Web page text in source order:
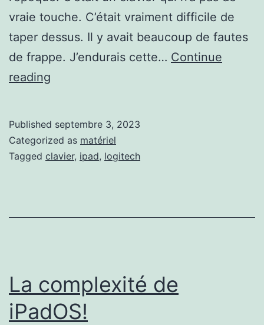
vraie touche. C’était vraiment difficile de
taper dessus. Il y avait beaucoup de fautes
de frappe. J’endurais cette… Continue
reading
Combo
de
Published septembre 3, 2023
Categorized as matériel
Tagged clavier, ipad, logitech
La complexité de
iPadOS!